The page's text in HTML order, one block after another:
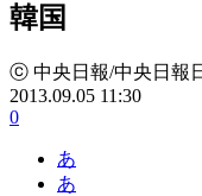
韓国
ⓒ 中央日報/中央日報
2013.09.05 11:30
0
あ
あ